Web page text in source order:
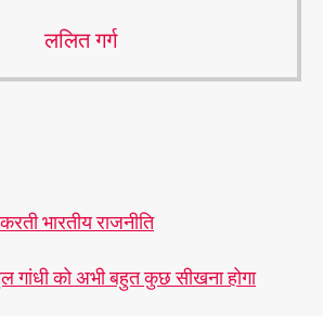
ललित गर्ग
भारतीय राजनीति
गांधी को अभी बहुत कुछ सीखना होगा